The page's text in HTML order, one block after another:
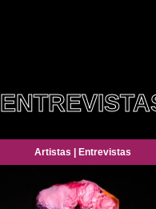
Artistas Entrevistas